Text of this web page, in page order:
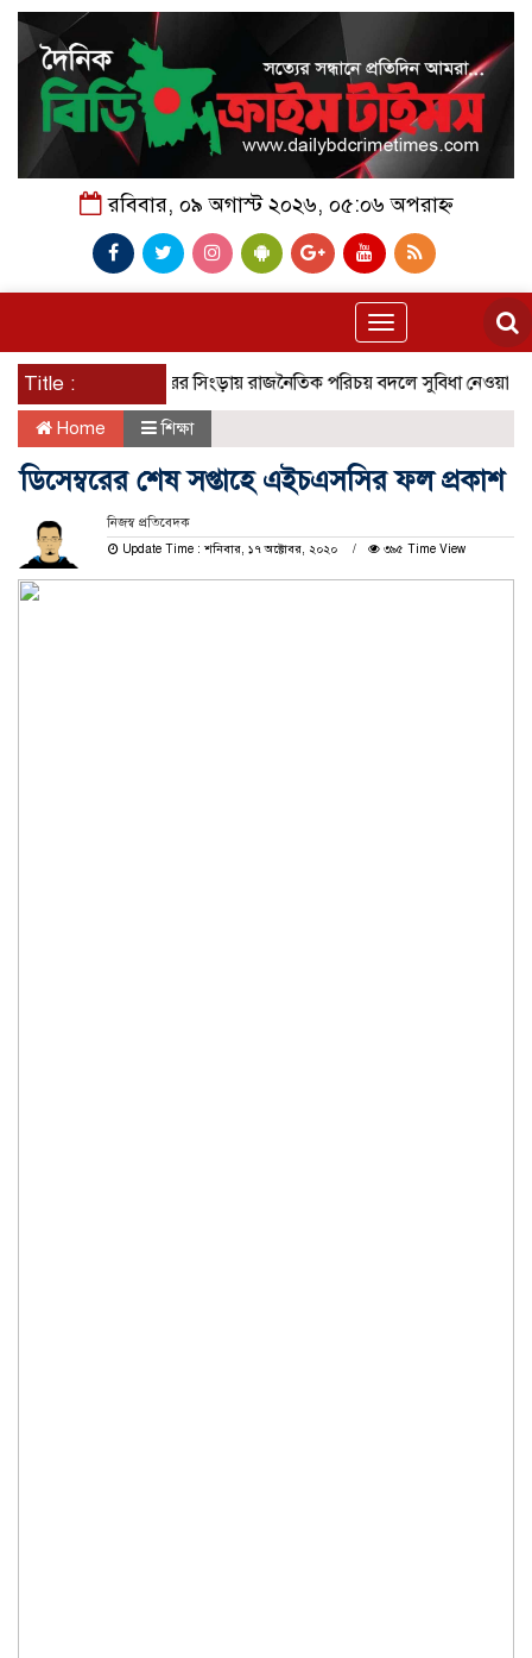
রবিবার, ০৯ অগাস্ট ২০২৬, ০৫:০৬ অপরাহ্ন
Toggle
navigation
Title : নাটোরের সিংড়ায় রাজনৈতিক পরিচয় বদলে সুবিধা নেওয়ার
Home শিক্ষা
ডিসেম্বরের শেষ সপ্তাহে এইচএসসির ফল প্রকাশ
নিজস্ব প্রতিবেদক
Update Time : শনিবার, ১৭ অক্টোবর, ২০২০
৩৯৫ Time View